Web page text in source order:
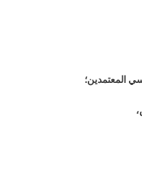
المعتمدين؛